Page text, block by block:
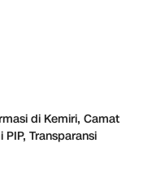
di Kemiri, Camat
Transparansi